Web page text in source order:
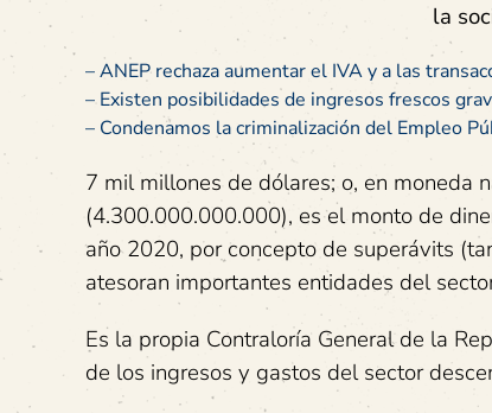
la
– ANEP rechaza aumentar el IVA y a las
– Existen posibilidades de ingresos frescos
– Condenamos la criminalización del Empleo
7 mil millones de dólares; o, en moneda
(4.300.000.000.000), es el monto de
año 2020, por concepto de superávits
atesoran importantes entidades del
Es la propia Contraloría General de la
de los ingresos y gastos del sector